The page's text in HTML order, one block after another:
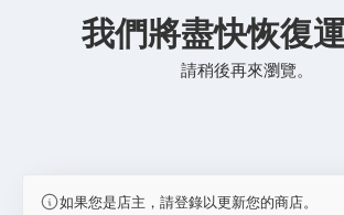
我們將盡快恢復運
請稍後再來瀏覽。
如果您是店主，請登錄以更新您的商店。